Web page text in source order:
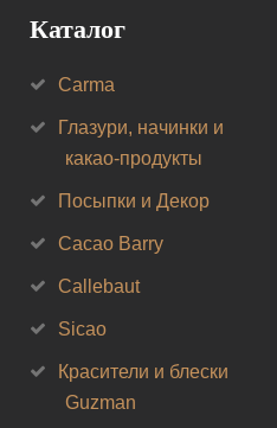
Каталог
Carma
Глазури, начинки и
какао-продукты
Посыпки и Декор
Cacao Barry
Callebaut
Sicao
Красители и блески
Guzman